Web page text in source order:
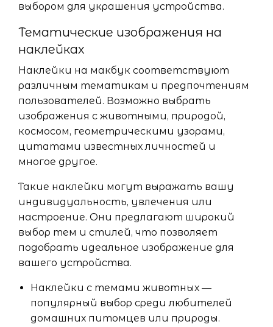
выбором для украшения устройства.
Тематические изображения на
наклейках
Наклейки на макбук соответствуют
различным тематикам и предпочтениям
пользователей. Возможно выбрать
изображения с животными, природой,
космосом, геометрическими узорами,
цитатами известных личностей и
многое другое.
Такие наклейки могут выражать вашу
индивидуальность, увлечения или
настроение. Они предлагают широкий
выбор тем и стилей, что позволяет
подобрать идеальное изображение для
вашего устройства.
Наклейки с темами животных —
популярный выбор среди любителей
домашних питомцев или природы.